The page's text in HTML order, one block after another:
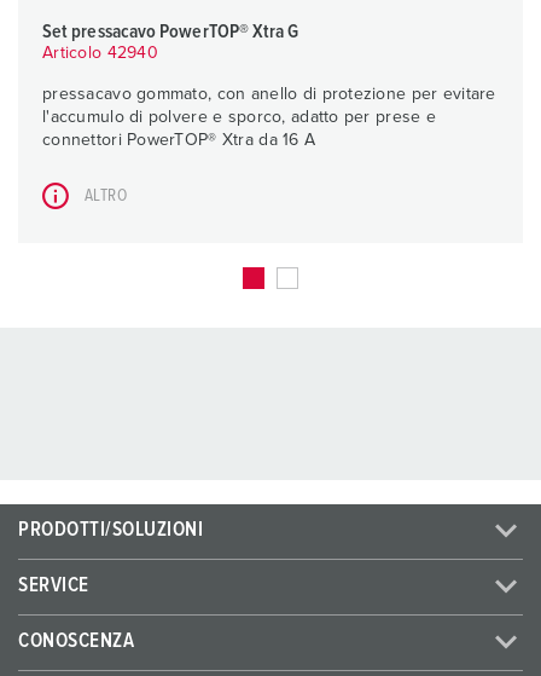
Set pressacavo PowerTOP® Xtra G
Articolo 42940
pressacavo gommato, con anello di protezione per evitare
l'accumulo di polvere e sporco, adatto per prese e
connettori PowerTOP® Xtra da 16 A
ALTRO
PRODOTTI/SOLUZIONI
SERVICE
CONOSCENZA